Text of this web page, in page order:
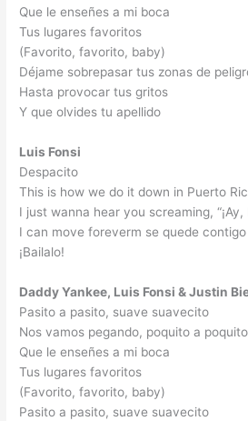
Que le enseñes a mi boca
Tus lugares favoritos
(Favorito, favorito, baby)
Déjame sobrepasar tus zonas de
Hasta provocar tus gritos
Y que olvides tu apellido
Luis Fonsi
Despacito
This is how we do it down in Puerto
I just wanna hear you screaming, “¡Ay,
I can move foreverm se quede contigo
¡Bailalo!
Daddy Yankee, Luis Fonsi & Justin
Pasito a pasito, suave suavecito
Nos vamos pegando, poquito a poquito
Que le enseñes a mi boca
Tus lugares favoritos
(Favorito, favorito, baby)
Pasito a pasito, suave suavecito